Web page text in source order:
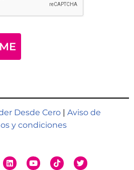
Desde Cero | Aviso de
y condiciones